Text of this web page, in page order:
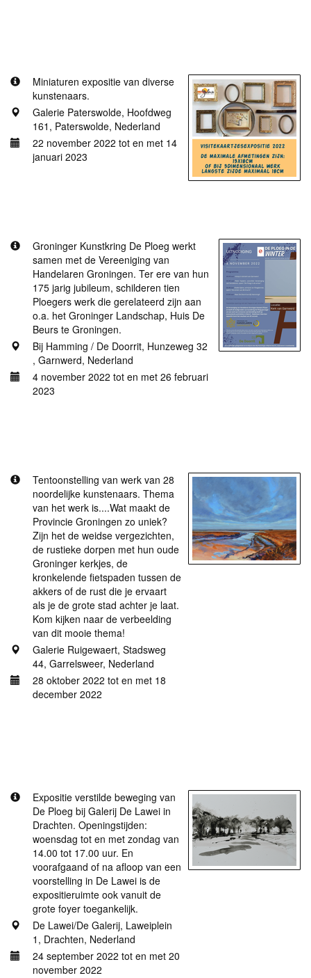
Miniaturen expositie van diverse
kunstenaars.
Galerie Paterswolde, Hoofdweg
161, Paterswolde, Nederland
22 november 2022 tot en met 14
januari 2023
Groninger Kunstkring De Ploeg werkt
samen met de Vereeniging van
Handelaren Groningen. Ter ere van hun
175 jarig jubileum, schilderen tien
Ploegers werk die gerelateerd zijn aan
o.a. het Groninger Landschap, Huis De
Beurs te Groningen.
Bij Hamming / De Doorrit, Hunzeweg 32
, Garnwerd, Nederland
4 november 2022 tot en met 26 februari
2023
Tentoonstelling van werk van 28
noordelijke kunstenaars. Thema
van het werk is....Wat maakt de
Provincie Groningen zo uniek?
Zijn het de weidse vergezichten,
de rustieke dorpen met hun oude
Groninger kerkjes, de
kronkelende fietspaden tussen de
akkers of de rust die je ervaart
als je de grote stad achter je laat.
Kom kijken naar de verbeelding
van dit mooie thema!
Galerie Ruigewaert, Stadsweg
44, Garrelsweer, Nederland
28 oktober 2022 tot en met 18
december 2022
Expositie verstilde beweging van
De Ploeg bij Galerij De Lawei in
Drachten. Openingstijden:
woensdag tot en met zondag van
14.00 tot 17.00 uur. En
voorafgaand of na afloop van een
voorstelling in De Lawei is de
expositieruimte ook vanuit de
grote foyer toegankelĳk.
De Lawei/De Galerij, Laweiplein
1, Drachten, Nederland
24 september 2022 tot en met 20
november 2022